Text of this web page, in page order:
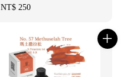
Regular
NT$ 250